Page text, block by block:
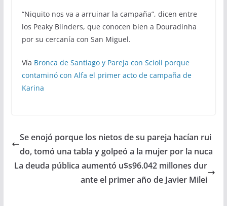
“Niquito nos va a arruinar la campaña”, dicen entre
los Peaky Blinders, que conocen bien a Douradinha
por su cercanía con San Miguel.
Vía Bronca de Santiago y Pareja con Scioli porque
contaminó con Alfa el primer acto de campaña de
Karina
Se enojó porque los nietos de su pareja hacían rui
do, tomó una tabla y golpeó a la mujer por la nuca
La deuda pública aumentó u$s96.042 millones dur
ante el primer año de Javier Milei